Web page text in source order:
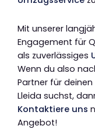
Mit unserer
Engagement für
als zuverlässiges
Wenn du also
Partner für
Lleida suchst,
Kontaktiere uns
Angebot!